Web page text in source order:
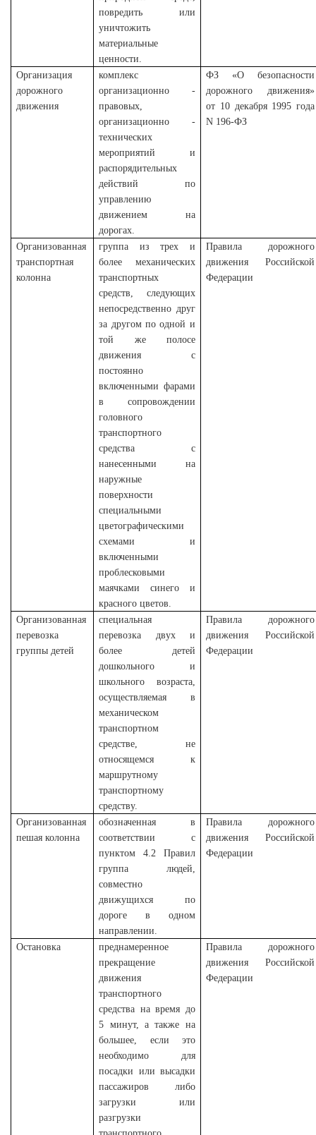
повредить или
уничтожить
материальные
ценности.
Организация
дорожного
движения
комплекс
организационно -
правовых,
организационно -
технических
мероприятий и
распорядительных
действий по
управлению
движением на
дорогах.
ФЗ «О безопасности
дорожного движения»
от 10 декабря 1995 года
N 196-ФЗ
Организованная
транспортная
колонна
группа из трех и
более механических
транспортных
средств, следующих
непосредственно друг
за другом по одной и
той же полосе
движения с
постоянно
включенными фарами
в сопровождении
головного
транспортного
средства с
нанесенными на
наружные
поверхности
специальными
цветографическими
схемами и
включенными
проблесковыми
маячками синего и
красного цветов.
Правила дорожного
движения Российской
Федерации
Организованная
перевозка
группы детей
специальная
перевозка двух и
более детей
дошкольного и
школьного возраста,
осуществляемая в
механическом
транспортном
средстве, не
относящемся к
маршрутному
транспортному
средству.
Правила дорожного
движения Российской
Федерации
Организованная
пешая колонна
обозначенная в
соответствии с
пунктом 4.2 Правил
группа людей,
совместно
движущихся по
дороге в одном
направлении.
Правила дорожного
движения Российской
Федерации
Остановка
преднамеренное
прекращение
движения
транспортного
средства на время до
5 минут, а также на
большее, если это
необходимо для
посадки или высадки
пассажиров либо
загрузки или
разгрузки
Правила дорожного
движения Российской
Федерации